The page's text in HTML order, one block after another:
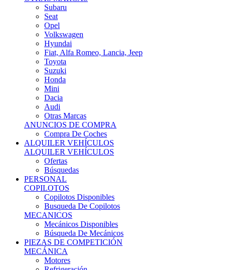
Subaru
Seat
Opel
Volkswagen
Hyundai
Fiat, Alfa Romeo, Lancia, Jeep
Toyota
Suzuki
Honda
Mini
Dacia
Audi
Otras Marcas
ANUNCIOS DE COMPRA
Compra De Coches
ALQUILER VEHÍCULOS
ALQUILER VEHÍCULOS
Ofertas
Búsquedas
PERSONAL
COPILOTOS
Copilotos Disponibles
Busqueda De Copilotos
MECANICOS
Mecánicos Disponibles
Búsqueda De Mecánicos
PIEZAS DE COMPETICIÓN
MECÁNICA
Motores